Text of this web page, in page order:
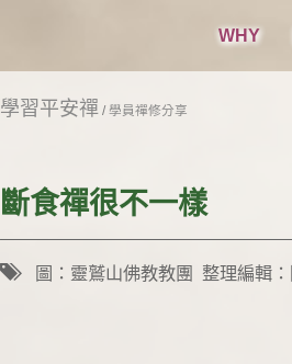
WHY
學習平安禪/學員禪修分享
斷食禪很不一樣
圖：靈鷲山佛教教團 整理編輯